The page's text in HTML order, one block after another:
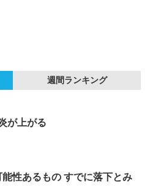
週間ランキング
が上がる
性あるもの すでに落下とみ